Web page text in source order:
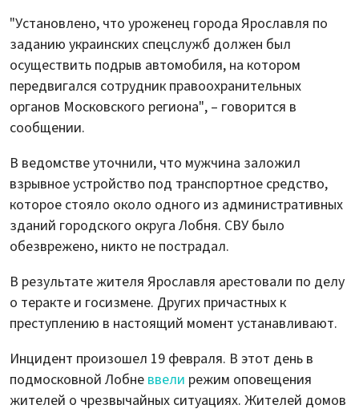
"Установлено, что уроженец города Ярославля по
заданию украинских спецслужб должен был
осуществить подрыв автомобиля, на котором
передвигался сотрудник правоохранительных
органов Московского региона", – говорится в
сообщении.
В ведомстве уточнили, что мужчина заложил
взрывное устройство под транспортное средство,
которое стояло около одного из административных
зданий городского округа Лобня. СВУ было
обезврежено, никто не пострадал.
В результате жителя Ярославля арестовали по делу
о теракте и госизмене. Других причастных к
преступлению в настоящий момент устанавливают.
Инцидент произошел 19 февраля. В этот день в
подмосковной Лобне ввели режим оповещения
жителей о чрезвычайных ситуациях. Жителей домов